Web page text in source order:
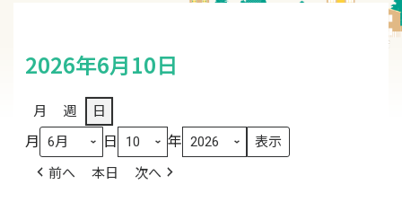
2026年6月10日
月 週 日
月 日 年
前へ 本日 次へ